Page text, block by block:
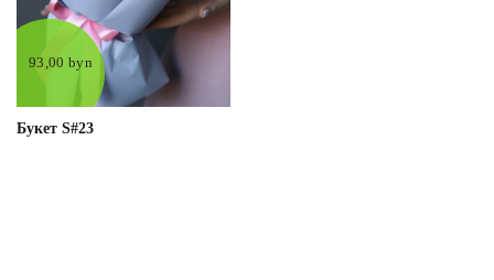
93,00 byn
Букет S#23